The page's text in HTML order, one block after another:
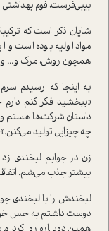
بیبی‌فرست، فوم بهداشتی
شایان ذکر است که
مواد اولیه بوده است
همچون روش، مرک و...
به اینجا که رسیدم
«ببخشید فکر کنم
داستان شرکت‌ها هستم
چه چیزایی تولید می‌کنن.»
زن در جوابم لبخندی
بیشتر جذب می‌شم.
لبخندش را با لبخندی
دوست داشتم به حس